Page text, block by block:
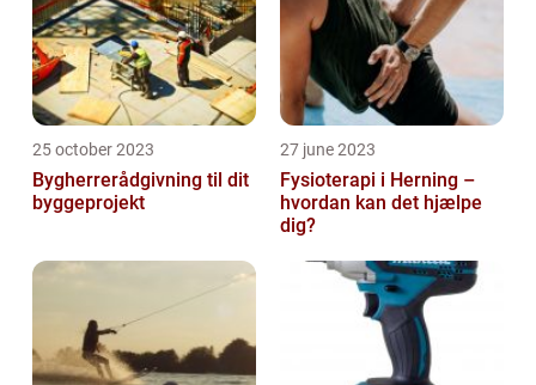
25 october 2023
Bygherrerådgivning til dit
byggeprojekt
27 june 2023
Fysioterapi i Herning –
hvordan kan det hjælpe
dig?